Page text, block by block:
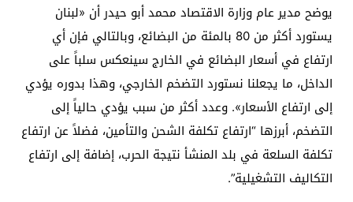
يوضح مدير عام وزارة الاقتصاد محمد أبو حيدر أن «لبنان
يستورد أكثر من 80 بالمئة من البضائع، وبالتالي فإن أي
ارتفاع في أسعار البضائع في الخارج سينعكس سلباً على
الداخل، ما يجعلنا نستورد التضخم الخارجي، وهذا بدوره يؤدي
إلى ارتفاع الأسعار». وعدد أكثر من سبب يؤدي حالياً إلى
التضخم، أبرزها “ارتفاع تكلفة الشحن والتأمين، فضلاً عن ارتفاع
تكلفة السلعة في بلد المنشأ نتيجة الحرب، إضافة إلى ارتفاع
التكاليف التشغيلية”.